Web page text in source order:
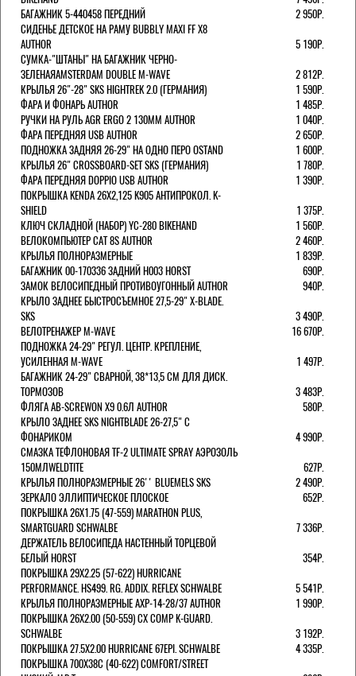
БАГАЖНИК 5-440458 ПЕРЕДНИЙ
2 950Р.
СИДЕНЬЕ ДЕТСКОЕ НА РАМУ BUBBLY MAXI FF X8
AUTHOR
5 190Р.
СУМКА-"ШТАНЫ" НА БАГАЖНИК ЧЕРНО-
ЗЕЛЕНАЯAMSTERDAM DOUBLE M-WAVE
2 812Р.
КРЫЛЬЯ 26"-28" SKS HIGHTREK 2.0 (ГЕРМАНИЯ)
1 590Р.
ФАРА И ФОНАРЬ AUTHOR
1 485Р.
РУЧКИ НА РУЛЬ AGR ERGO 2 130ММ AUTHOR
1 040Р.
ФАРА ПЕРЕДНЯЯ USB AUTHOR
2 650Р.
ПОДНОЖКА ЗАДНЯЯ 26-29" НА ОДНО ПЕРО OSTAND
1 600Р.
КРЫЛЬЯ 26" CROSSBOARD-SET SKS (ГЕРМАНИЯ)
1 780Р.
ФАРА ПЕРЕДНЯЯ DOPPIO USB AUTHOR
1 390Р.
ПОКРЫШКА KENDA 26Х2,125 K905 АНТИПРОКОЛ. K-
SHIELD
1 375Р.
КЛЮЧ СКЛАДНОЙ (НАБОР) YC-280 BIKEHAND
1 560Р.
ВЕЛОКОМПЬЮТЕР CAT 8S AUTHOR
2 460Р.
КРЫЛЬЯ ПОЛНОРАЗМЕРНЫЕ
1 839Р.
БАГАЖНИК 00-170336 ЗАДНИЙ H003 HORST
690Р.
ЗАМОК ВЕЛОСИПЕДНЫЙ ПРОТИВОУГОННЫЙ AUTHOR
940Р.
КРЫЛО ЗАДНЕЕ БЫСТРОСЪЕМНОЕ 27,5-29" X-BLADE.
SKS
3 490Р.
ВЕЛОТРЕНАЖЕР M-WAVE
16 670Р.
ПОДНОЖКА 24-29" РЕГУЛ. ЦЕНТР. КРЕПЛЕНИЕ,
УСИЛЕННАЯ M-WAVE
1 497Р.
БАГАЖНИК 24-29" СВАРНОЙ, 38*13,5 СМ ДЛЯ ДИСК.
ТОРМОЗОВ
3 483Р.
ФЛЯГА AB-SCREWON X9 0.6Л AUTHOR
580Р.
КРЫЛО ЗАДНЕЕ SKS NIGHTBLADE 26-27,5" С
ФОНАРИКОМ
4 990Р.
СМАЗКА ТЕФЛОНОВАЯ TF-2 ULTIMATE SPRAY АЭРОЗОЛЬ
150МЛWELDTITE
627Р.
КРЫЛЬЯ ПОЛНОРАЗМЕРНЫЕ 26'' BLUEMELS SKS
2 490Р.
ЗЕРКАЛО ЭЛЛИПТИЧЕСКОЕ ПЛОСКОЕ
652Р.
ПОКРЫШКА 26X1.75 (47-559) MARATHON PLUS,
SMARTGUARD SCHWALBE
7 336Р.
ДЕРЖАТЕЛЬ ВЕЛОCИПЕДА НАСТЕННЫЙ ТОРЦЕВОЙ
БЕЛЫЙ HORST
354Р.
ПОКРЫШКА 29X2.25 (57-622) HURRICANE
PERFORMANCE. HS499. RG. ADDIX. REFLEX SCHWALBE
5 541Р.
КРЫЛЬЯ ПОЛНОРАЗМЕРНЫЕ AXP-14-28/37 AUTHOR
1 990Р.
ПОКРЫШКА 26X2.00 (50-559) CX COMP K-GUARD.
SCHWALBE
3 192Р.
ПОКРЫШКА 27.5X2.00 HURRICANE 67EPI. SCHWALBE
4 335Р.
ПОКРЫШКА 700X38С (40-622) COMFORT/STREET